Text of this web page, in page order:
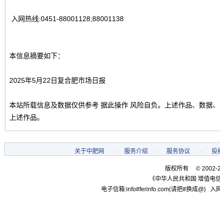
入网热线:0451-88001128;88001138
本信息摘要如下：
2025年5月22日复合肥市场日报
本站所载信息及数据仅供参考 据此操作 风险自负。上述作品、数据
上述作品。
关于中肥网 - 服务介绍 - 服务协议 - 投
版权所有 © 2002-
《中华人民共和国 增值电
电子信箱:info#ferinfo.com(请把#换成@)